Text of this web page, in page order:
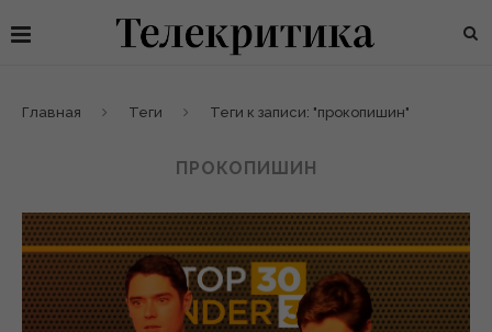
Главная Теги Теги к записи: "прокопишин"
ПРОКОПИШИН